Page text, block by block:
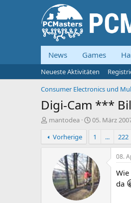
News Games
Neueste Aktivitäten
Consumer Electronics und
Digi-Cam ***
E
s
t
mantodea
E
s
t
l
l
t
a
05. März
Vorherige
1 ... 222
08.
da